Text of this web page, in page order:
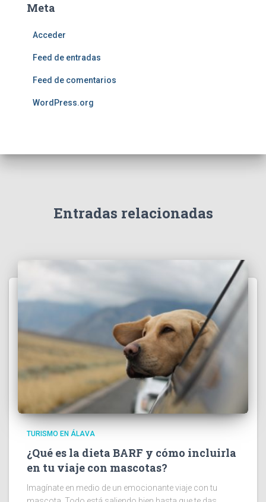
Meta
Acceder
Feed de entradas
Feed de comentarios
WordPress.org
Entradas relacionadas
TURISMO EN ÁLAVA
¿Qué es la dieta BARF y cómo incluirla
en tu viaje con mascotas?
Imagínate en medio de un emocionante viaje con tu